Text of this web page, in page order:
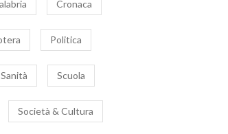
Cronaca
Politica
Sanità Scuola
Società & Cultura